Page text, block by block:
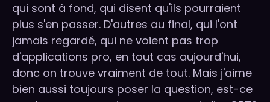
qui sont à fond, qui disent qu'ils pourraient
plus s'en passer. D'autres au final, qui l'ont
jamais regardé, qui ne voient pas trop
d'applications pro, en tout cas aujourd'hui,
donc on trouve vraiment de tout. Mais j'aime
bien aussi toujours poser la question, est-ce